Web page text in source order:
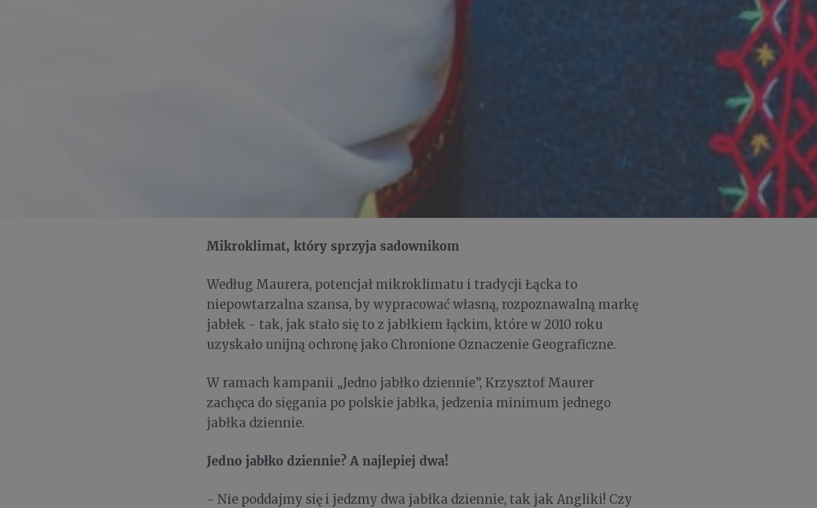
Mikroklimat, który sprzyja sadownikom
Według Maurera, potencjał mikroklimatu i tradycji Łącka to
niepowtarzalna szansa, by wypracować własną, rozpoznawalną markę
jabłek - tak, jak stało się to z jabłkiem łąckim, które w 2010 roku
uzyskało unijną ochronę jako Chronione Oznaczenie Geograficzne.
W ramach kampanii „Jedno jabłko dziennie”, Krzysztof Maurer
zachęca do sięgania po polskie jabłka, jedzenia minimum jednego
jabłka dziennie.
Jedno jabłko dziennie? A najlepiej dwa!
- Nie poddajmy się i jedzmy dwa jabłka dziennie, tak jak Angliki! Czy